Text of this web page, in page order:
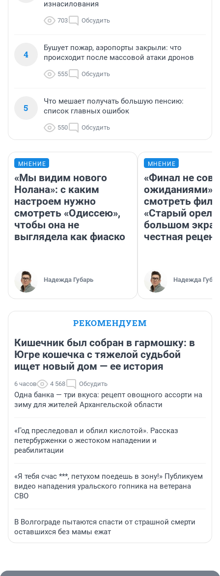
изнасилования
703 Обсудить
4
Бушует пожар, аэропорты закрыли: что
происходит после массовой атаки дронов
555 Обсудить
5
Что мешает получать большую пенсию:
список главных ошибок
550 Обсудить
МНЕНИЕ
«Мы видим нового
Нолана»: с каким
настроем нужно
смотреть «Одиссею»,
чтобы она не
выглядела как фиаско
Надежда Губарь
МНЕНИЕ
«Финал не
ожиданиями»:
смотреть
«Старый орел»
большом
честная
Надежда
РЕКОМЕНДУЕМ
Кишечник был собран в гармошку: в
Югре кошечка с тяжелой судьбой
ищет новый дом — ее история
6 часов 4 568 Обсудить
Одна банка — три вкуса: рецепт овощного ассорти на
зиму для жителей Архангельской области
«Год преследовал и облил кислотой». Рассказ
петербурженки о жестоком нападении и
реабилитации
«Я тебя счас ***, петухом поедешь в зону!» Публикуем
видео нападения уральского гопника на ветерана
СВО
В Волгограде пытаются спасти от страшной смерти
оставшихся без мамы ежат